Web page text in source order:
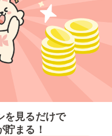
を見るだけで
貯まる！